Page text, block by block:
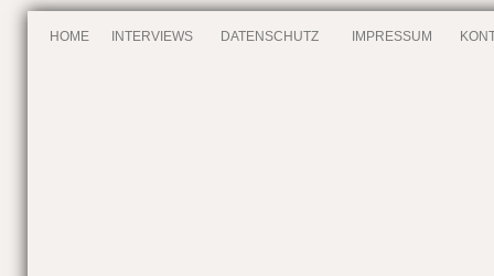
HOME INTERVIEWS DATENSCHUTZ IMPRESSUM